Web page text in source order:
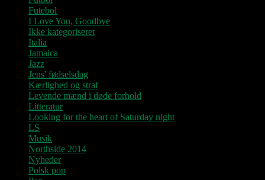
Futebol
I Love You, Goodbye
Ikke kategoriseret
Italia
Jamaica
Jazz
Jens' fødselsdag
Kærlighed og straf
Levende mænd i døde forhold
Litteratur
Looking for the heart of Saturday night
LS
Musik
Northside 2014
Nyheder
Polsk pop